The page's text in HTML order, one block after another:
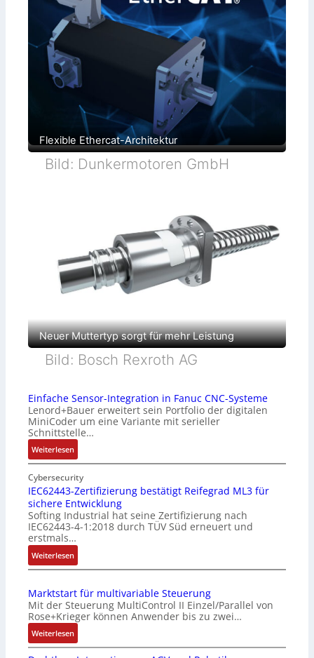
Flexible Ethercat-Architektur
Bild: Dunkermotoren GmbH
Neuer Muttertyp sorgt für mehr Leistung
Bild: Bosch Rexroth AG
Einfache Sensor-Integration in Fanuc CNC-Systeme
Lenord+Bauer erweitert sein Portfolio der digitalen
MiniCoder um eine Variante mit serieller
Schnittstelle…
Weiterlesen:
E
i
n
f
a
c
h
e
S
n
s
o
r
-
Cybersecurity
IEC62443-Zertifizierung bestätigt Reifegrad ML3 für
sichere Entwicklung
Softing Industrial hat seine Zertifizierung nach
IEC62443-4-1:2018 durch TÜV Süd erneuert und
erstmals…
Weiterlesen:
I
C
6
2
4
4
Marktstart für multivariable Steuerung
Mit der Steuerung MultiControl II Einzel/Parallel von
Rose+Krieger können Anwender bis zu zwei…
Weiterlesen:
M